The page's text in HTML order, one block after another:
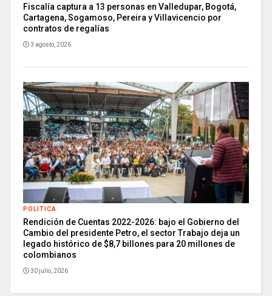
Fiscalía captura a 13 personas en Valledupar, Bogotá,
Cartagena, Sogamoso, Pereira y Villavicencio por
contratos de regalías
3 agosto, 2026
POLITICA
Rendición de Cuentas 2022-2026: bajo el Gobierno del
Cambio del presidente Petro, el sector Trabajo deja un
legado histórico de $8,7 billones para 20 millones de
colombianos
30 julio, 2026